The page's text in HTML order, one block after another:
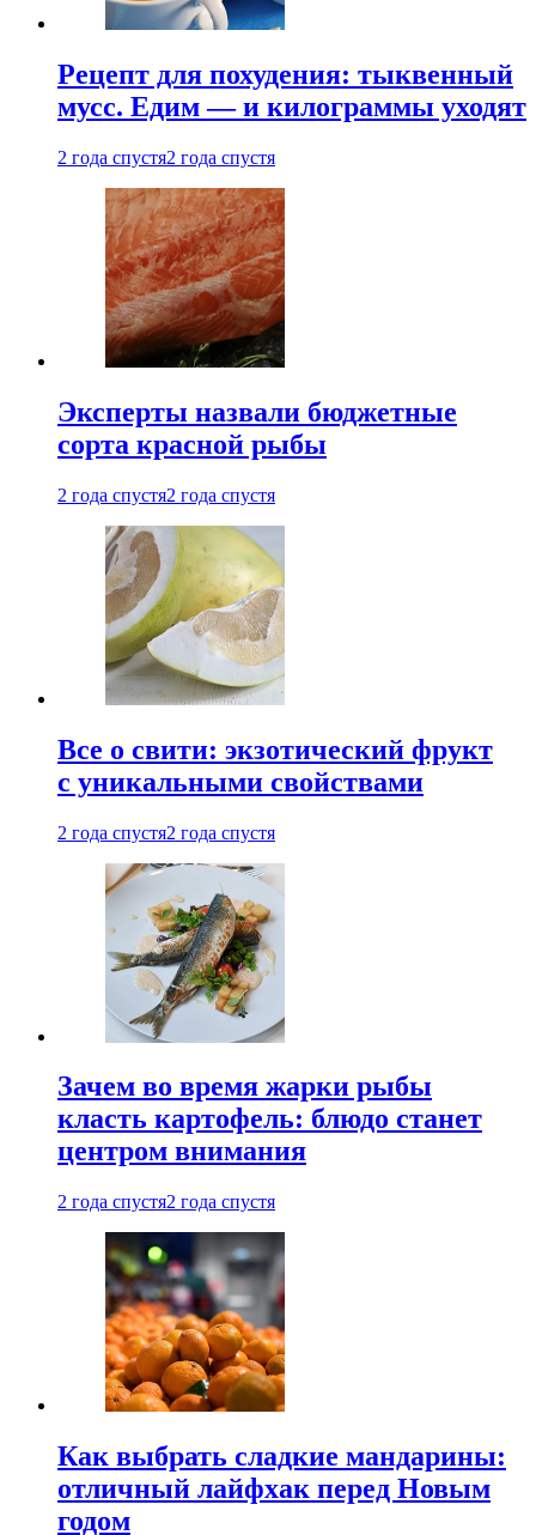
Рецепт для похудения: тыквенный
мусс. Едим — и килограммы уходят
2 года спустя2 года спустя
Эксперты назвали бюджетные
сорта красной рыбы
2 года спустя2 года спустя
Все о свити: экзотический фрукт
с уникальными свойствами
2 года спустя2 года спустя
Зачем во время жарки рыбы
класть картофель: блюдо станет
центром внимания
2 года спустя2 года спустя
Как выбрать сладкие мандарины:
отличный лайфхак перед Новым
годом